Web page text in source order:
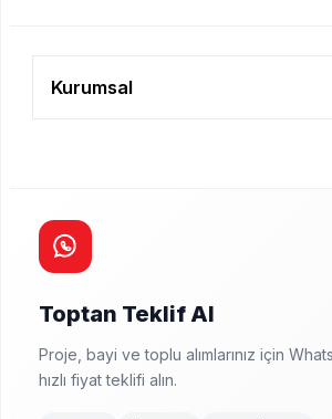
Kurumsal
Toptan Teklif Al
Proje, bayi ve toplu alımlarınız için
hızlı fiyat teklifi alın.